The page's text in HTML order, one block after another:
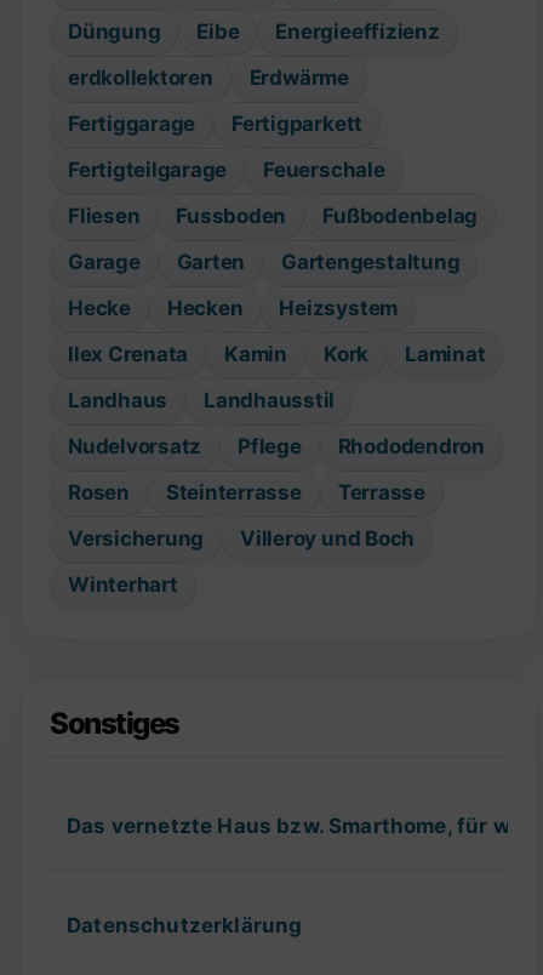
Düngung
Eibe
Energieeffizienz
erdkollektoren
Erdwärme
Fertiggarage
Fertigparkett
Fertigteilgarage
Feuerschale
Fliesen
Fussboden
Fußbodenbelag
Garage
Garten
Gartengestaltung
Hecke
Hecken
Heizsystem
Ilex Crenata
Kamin Kork
Laminat
Landhaus
Landhausstil
Nudelvorsatz
Pflege
Rhododendron
Rosen
Steinterrasse
Terrasse
Versicherung
Villeroy und Boch
Winterhart
Sonstiges
Das vernetzte Haus bzw. Smarthome, für
Datenschutzerklärung